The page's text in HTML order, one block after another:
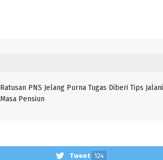
Ratusan PNS Jelang Purna Tugas Diberi Tips Jalani
Masa Pensiun
Tweet 124